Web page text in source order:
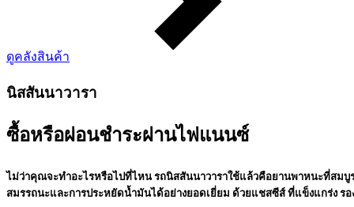
ดูคลังสินค้า
นิสสันนาวารา
ซื้อหรือผ่อนชำระผ่านไฟแนนซ์
ไม่ว่าคุณจะทำอะไรหรือไปที่ไหน รถนิสสันนาวาราใช้แล้วคือยานพาหนะที่สม
สมรรถนะและการประหยัดน้ำมันได้อย่างยอดเยี่ยม ด้วยแชสซีส์ ที่แข็งแกร่ง ร